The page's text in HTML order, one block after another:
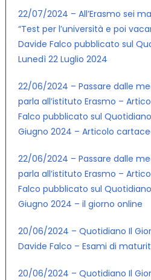
22/07/2024 – All’Erasmo sei
“Test per l’università e poi
Davide Falco pubblicato sul
Lunedì 22 Luglio 2024
22/06/2024 – Passare dalle
parla all’istituto Erasmo –
Falco pubblicato sul Quotidiano
Giugno 2024 – Articolo
22/06/2024 – Passare dalle
parla all’istituto Erasmo –
Falco pubblicato sul Quotidiano
Giugno 2024 – il giorno online
20/06/2024 – Quotidiano Il
Davide Falco – Esami di
20/06/2024 – Quotidiano Il